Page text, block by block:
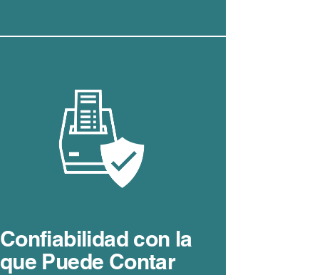
Confiabilidad con la
que Puede Contar